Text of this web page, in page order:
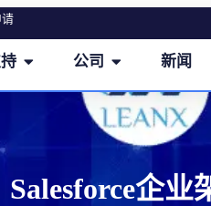
公司 新闻
Salesforce企业